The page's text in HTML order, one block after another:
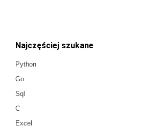
Najczęściej szukane
Python
Go
Sql
C
Excel